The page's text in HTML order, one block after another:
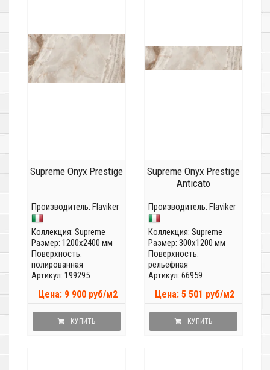
Supreme Onyx Prestige
Производитель: Flaviker
Коллекция: Supreme
Размер: 1200x2400 мм
Поверхность:
полированная
Артикул: 199295
Цена: 9 900 руб/м2
КУПИТЬ
Supreme Onyx Prestige
Anticato
Производитель: Flaviker
Коллекция: Supreme
Размер: 300x1200 мм
Поверхность:
рельефная
Артикул: 66959
Цена: 5 501 руб/м2
КУПИТЬ